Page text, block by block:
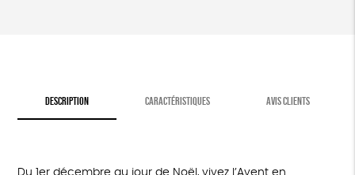
DESCRIPTION CARACTÉRISTIQUES AVIS CLIENTS
Du 1er décembre au jour de Noël, vivez l’Avent en